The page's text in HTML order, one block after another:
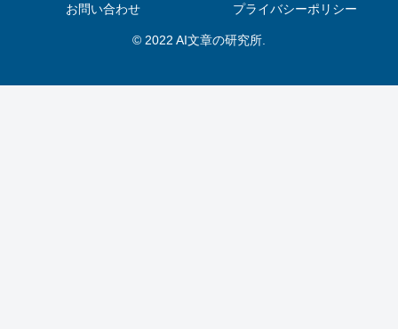
お問い合わせ プライバシーポリシー
© 2022 AI文章の研究所.